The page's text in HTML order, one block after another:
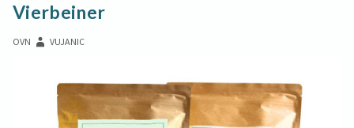
Vierbeiner
OVN VUJANIC